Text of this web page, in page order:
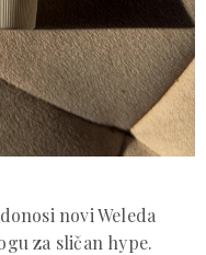
novi Weleda
za sličan hype.